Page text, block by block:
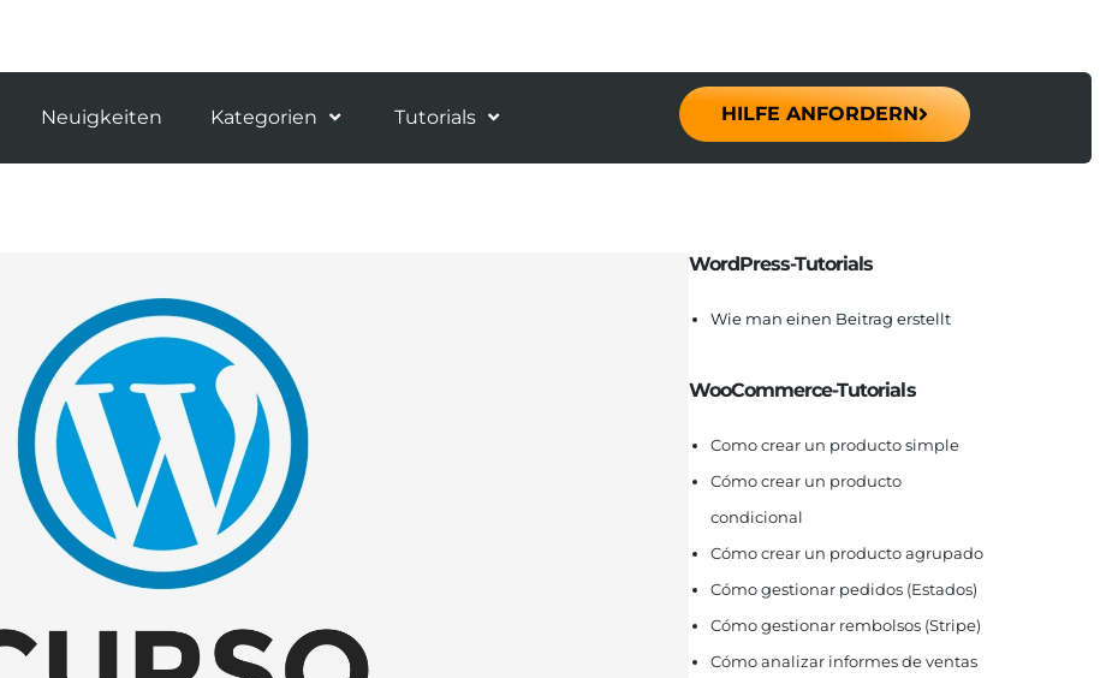
Neuigkeiten Kategorien Tutorials HILFE ANFORDERN
WordPress-Tutorials
Wie man einen Beitrag erstellt
WooCommerce-Tutorials
Como crear un producto simple
Cómo crear un producto
condicional
Cómo crear un producto agrupado
Cómo gestionar pedidos (Estados)
Cómo gestionar rembolsos (Stripe)
Cómo analizar informes de ventas